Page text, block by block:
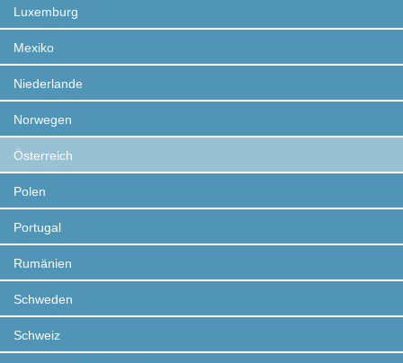
Luxemburg
Mexiko
Niederlande
Norwegen
Österreich
Polen
Portugal
Rumänien
Schweden
Schweiz